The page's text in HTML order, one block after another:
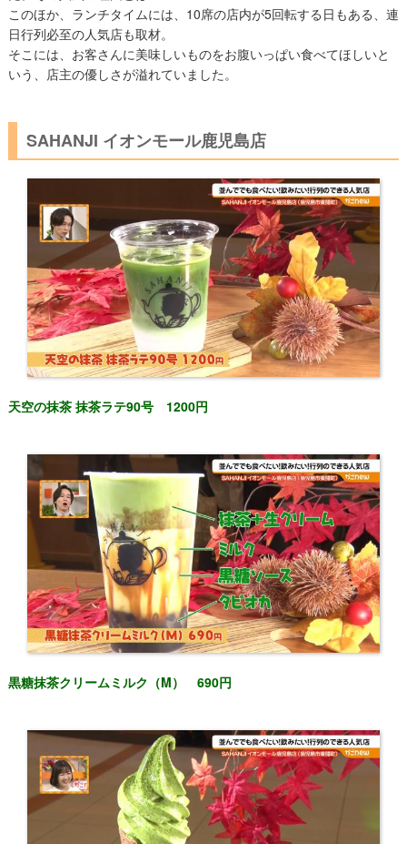
このほか、ランチタイムには、10席の店内が5回転する日もある、連
日行列必至の人気店も取材。
そこには、お客さんに美味しいものをお腹いっぱい食べてほしいと
いう、店主の優しさが溢れていました。
SAHANJI イオンモール鹿児島店
天空の抹茶 抹茶ラテ90号 1200円
黒糖抹茶クリームミルク（M） 690円